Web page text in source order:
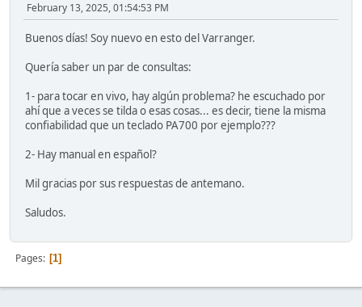
February 13, 2025, 01:54:53 PM
Buenos días! Soy nuevo en esto del Varranger.
Quería saber un par de consultas:
1- para tocar en vivo, hay algún problema? he escuchado por
ahí que a veces se tilda o esas cosas... es decir, tiene la misma
confiabilidad que un teclado PA700 por ejemplo???
2- Hay manual en español?
Mil gracias por sus respuestas de antemano.
Saludos.
Pages 1